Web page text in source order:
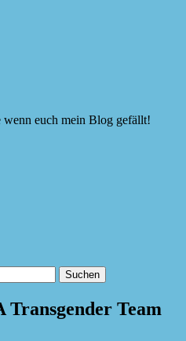
wenn euch mein Blog gefällt!
Transgender Team